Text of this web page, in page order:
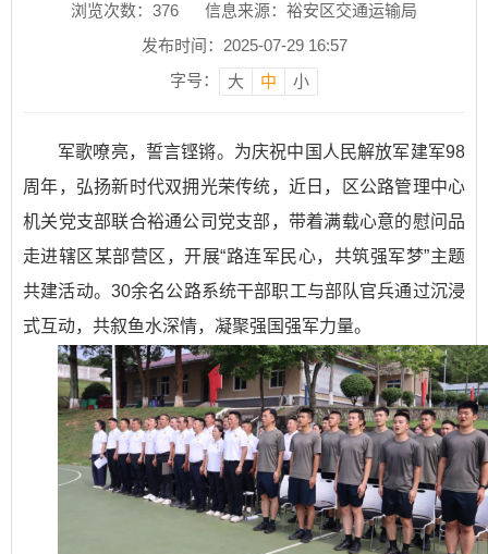
浏览次数： 376
信息来源：裕安区交通运输局
发布时间：2025-07-29 16:57
字号：
大 中 小
军歌嘹亮，誓言铿锵。为庆祝中国人民解放军建军98
周年，弘扬新时代双拥光荣传统，近日，区公路管理中心
机关党支部联合裕通公司党支部，带着满载心意的慰问品
走进辖区某部营区，开展“路连军民心，共筑强军梦”主题
共建活动。30余名公路系统干部职工与部队官兵通过沉浸
式互动，共叙鱼水深情，凝聚强国强军力量。